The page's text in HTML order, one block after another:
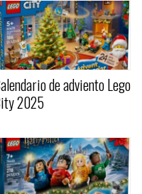
de adviento Lego
2025